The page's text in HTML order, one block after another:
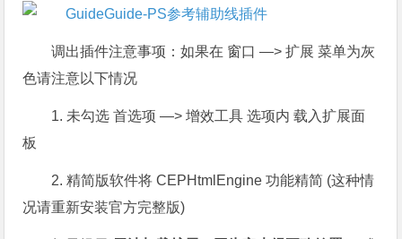
调出插件注意事项：如果在 窗口 —> 扩展 菜单为灰
色请注意以下情况
1. 未勾选 首选项 —> 增效工具 选项内 载入扩展面
板
2. 精简版软件将 CEPHtmlEngine 功能精简 (这种情
况请重新安装官方完整版)